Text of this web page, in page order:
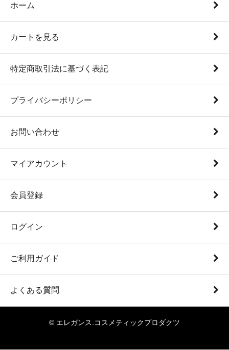
ホーム
カートを見る
特定商取引法に基づく表記
プライバシーポリシー
お問い合わせ
マイアカウント
会員登録
ログイン
ご利用ガイド
よくある質問
© エレガンス.コスメティックプロダクツ